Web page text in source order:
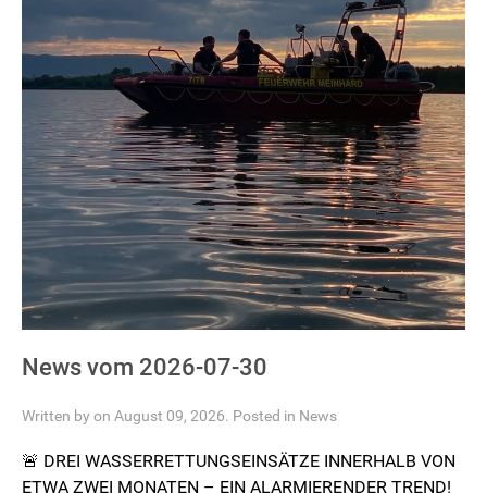
News vom 2026-07-30
Written by on August 09, 2026. Posted in News
🚨 DREI WASSERRETTUNGSEINSÄTZE INNERHALB VON
ETWA ZWEI MONATEN – EIN ALARMIERENDER TREND!